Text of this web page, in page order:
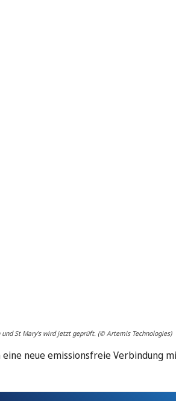
St Mary’s wird jetzt geprüft. (© Artemis Technologies)
neue emissionsfreie Verbindung